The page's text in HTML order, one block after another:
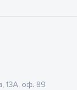
13А, оф. 89